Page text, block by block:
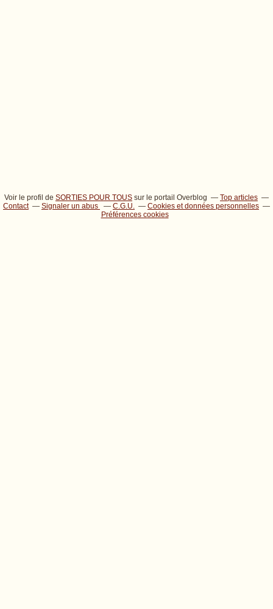
Voir le profil de SORTIES POUR TOUS sur le portail Overblog
Top articles
Contact
Signaler un abus C.G.U.
Cookies et données personnelles
Préférences cookies